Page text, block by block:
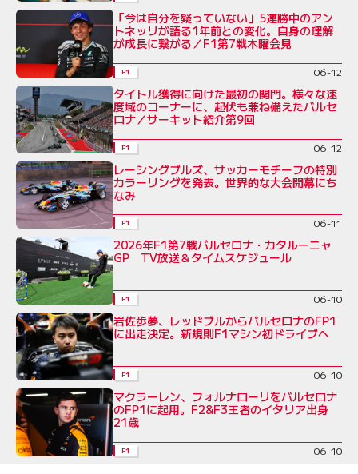
「今は自分を疑っていない」5連勝中のアン
トネッリが語る1年前との変化。自身の理解
が成長に繋がる／F1第7戦木曜会見
F1 06-12
タイトル獲得に向けた最初の関門。様々な速
度域のコーナーに、起伏も兼ね備えたバルセ
ロナ／サーキット紹介第9回
F1 06-12
レーシングブルズ、サッカーモチーフの特別
カラーリングを発表。世界的な大会開幕にち
なみ
F1 06-11
2026年F1第7戦バルセロナ・カタルーニャ
GP TV放送＆タイムスケジュール
F1 06-10
岩佐歩夢、レッドブルからバルセロナのFP1
に出走決定。新規則F1マシン初ドライブへ
F1 06-10
マクラーレン、フォルナローリをバルセロナ
のFP1に起用。F2&F3王者のイタリア出身
21歳
F1 06-10